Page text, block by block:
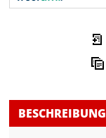
BESCHREIBUNG